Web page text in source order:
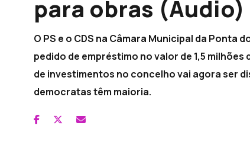
para obras (Áudio)
O PS e o CDS na Câmara Municipal da
pedido de empréstimo no valor de 1,5
de investimentos no concelho vai agora ser
democratas têm maioria.